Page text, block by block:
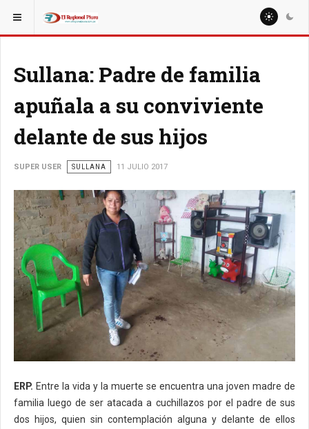
ESTÁ AQUÍ: LOCALES
Sullana: Padre de familia
apuñala a su conviviente
delante de sus hijos
SUPER USER SULLANA 11 JULIO 2017
ERP. Entre la vida y la muerte se encuentra una joven madre de
familia luego de ser atacada a cuchillazos por el padre de sus
dos hijos, quien sin contemplación alguna y delante de ellos